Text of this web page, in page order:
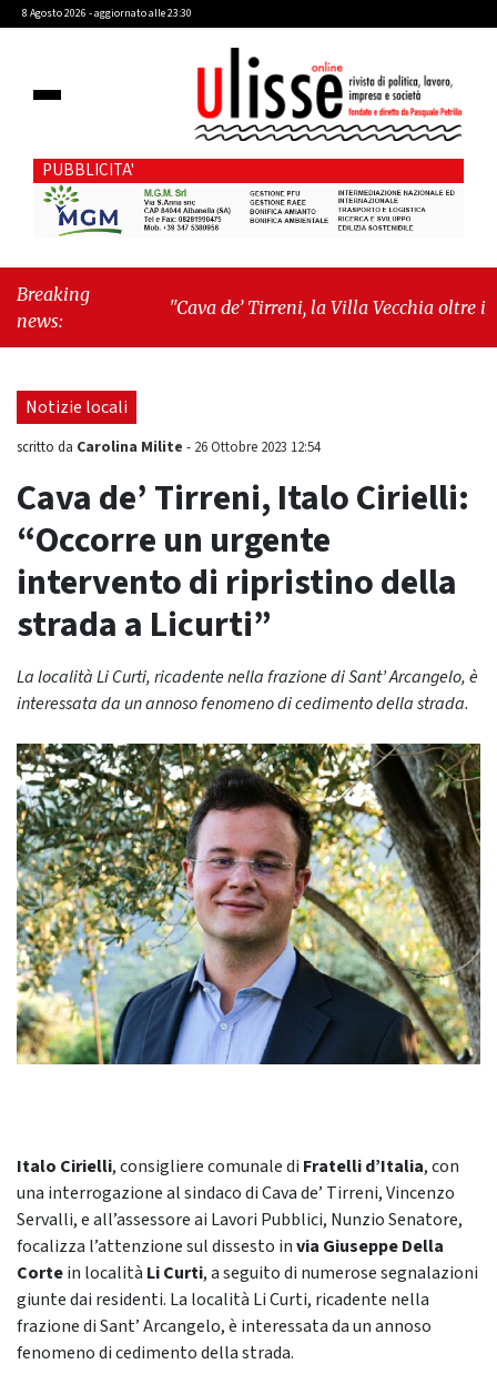
8 Agosto 2026 - aggiornato alle 23:30
PUBBLICITA'
Breaking
news:
"Cava de’ Tirreni, la Villa Vecchia oltre i
seduta consiliare: “Serve chiarezza!”"
Notizie locali
scritto da Carolina Milite - 26 Ottobre 2023 12:54
Cava de’ Tirreni, Italo Cirielli:
“Occorre un urgente
intervento di ripristino della
strada a Licurti”
La località Li Curti, ricadente nella frazione di Sant’ Arcangelo, è
interessata da un annoso fenomeno di cedimento della strada.
Italo Cirielli, consigliere comunale di Fratelli d’Italia, con
una interrogazione al sindaco di Cava de’ Tirreni, Vincenzo
Servalli, e all’assessore ai Lavori Pubblici, Nunzio Senatore,
focalizza l’attenzione sul dissesto invia Giuseppe Della
Cortein località Li Curti, a seguito di numerose segnalazioni
giunte dai residenti. La località Li Curti, ricadente nella
frazione di Sant’ Arcangelo, è interessata da un annoso
fenomeno di cedimento della strada.